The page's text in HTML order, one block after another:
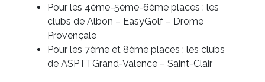
Pour les 4ème-5ème-6ème places : les
clubs de Albon – EasyGolf – Drome
Provençale
Pour les 7ème et 8ème places : les clubs
de ASPTTGrand-Valence – Saint-Clair